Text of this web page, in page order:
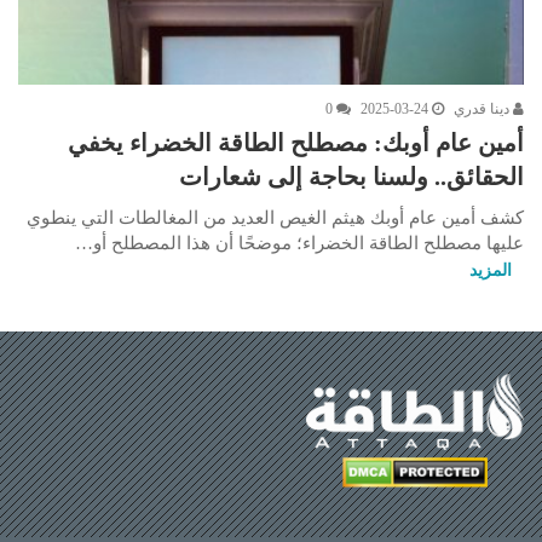
دينا قدري 2025-03-24
0
أمين عام أوبك: مصطلح الطاقة الخضراء يخفي
الحقائق.. ولسنا بحاجة إلى شعارات
كشف أمين عام أوبك هيثم الغيص العديد من المغالطات التي ينطوي
عليها مصطلح الطاقة الخضراء؛ موضحًا أن هذا المصطلح أو…
المزيد